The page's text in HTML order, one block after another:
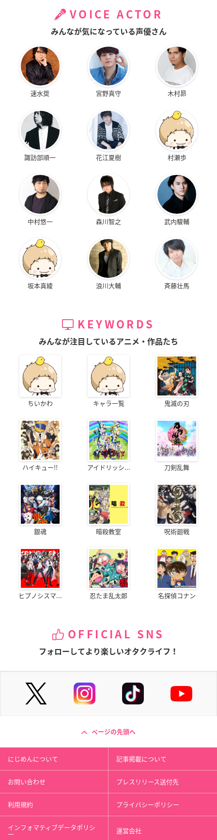
VOICE ACTOR
みんなが気になっている声優さん
速水奨 宮野真守 木村昴
諏訪部順一 花江夏樹 村瀬歩
中村悠一 森川智之 武内駿輔
坂本真綾 浪川大輔 斉藤壮馬
KEYWORDS
みんなが注目しているアニメ・作品たち
ちいかわ キャラ一覧 鬼滅の刃
ハイキュー!! アイドリッシ... 刀剣乱舞
銀魂 暗殺教室 呪術廻戦
ヒプノシスマ... 忍たま乱太郎 名探偵コナン
OFFICIAL SNS
フォローしてより楽しいオタクライフ！
ページの先頭へ
にじめんについて 記事掲載について
お問い合わせ プレスリリース送付先
利用規約 プライバシーポリシー
インフォマティブデータポリシ
ー 運営会社